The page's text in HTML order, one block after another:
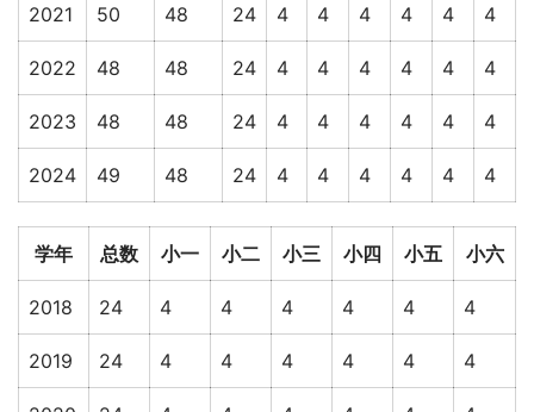
2021 50 48 24 4 4 4 4 4 4
2022 48 48 24 4 4 4 4 4 4
2023 48 48 24 4 4 4 4 4 4
2024 49 48 24 4 4 4 4 4 4
学年 总数 小一 小二 小三 小四 小五 小六
2018 24 4 4 4 4 4 4
2019 24 4 4 4 4 4 4